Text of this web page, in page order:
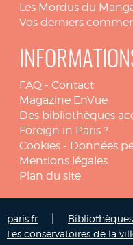
Les Mordus du
Vos derniers
FAQ - Contact
Magazine EnVue
Des bibliothèques
Foreign in Paris ?
Cookies - Données
Mentions légales
Plan du site
paris.fr
Les conservatoires de la